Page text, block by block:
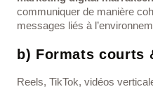
communiquer de manière
messages liés à
b) Formats courts
Reels, TikTok, vidéos